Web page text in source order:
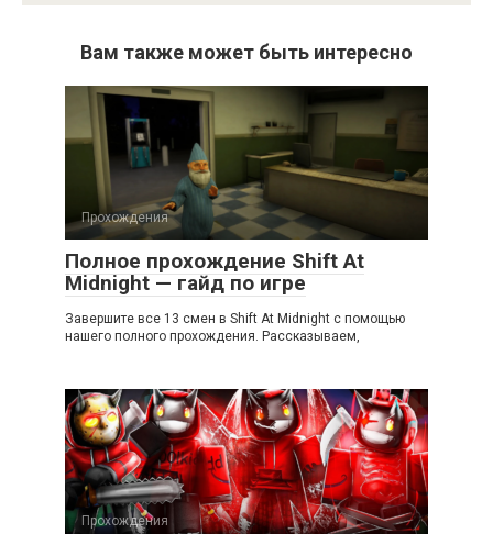
Вам также может быть интересно
Прохождения
Полное прохождение Shift At
Midnight — гайд по игре
Завершите все 13 смен в Shift At Midnight с помощью
нашего полного прохождения. Рассказываем,
Прохождения